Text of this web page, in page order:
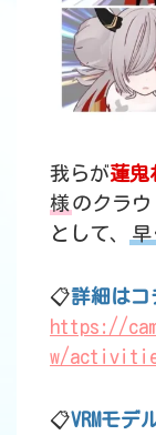
我らが蓮鬼
様 のクラ
として、
早
📋詳細はコ
https://
w/
📋VRMモデ